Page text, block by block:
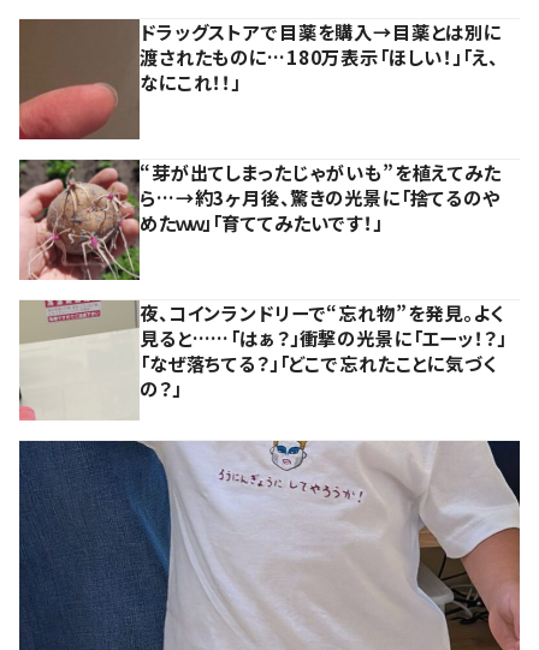
ドラッグストアで目薬を購入→目薬とは別に
渡されたものに…180万表示「ほしい！」「え、
なにこれ！！」
“芽が出てしまったじゃがいも”を植えてみた
ら…→約3ヶ月後、驚きの光景に「捨てるのや
めたｗｗ」「育ててみたいです！」
夜、コインランドリーで“忘れ物”を発見。よく
見ると……「はぁ？」衝撃の光景に「エーッ！？」
「なぜ落ちてる？」「どこで忘れたことに気づく
の？」